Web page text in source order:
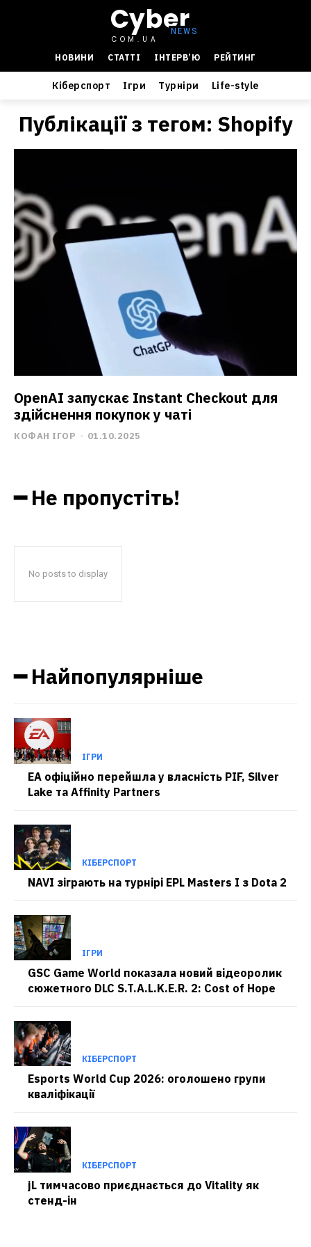
Cyber
COM.UA
НОВИНИ
СТАТТІ ІНТЕРВ’Ю РЕЙТИНГ
Кіберспорт Ігри Турніри Life-style
Публікації з тегом: Shopify
OpenAI запускає Instant Checkout для
здійснення покупок у чаті
КОФАН ІГОР - 01.10.2025
━ Не пропустіть!
No posts to display
━ Найпопулярніше
ІГРИ
EA офіційно перейшла у власність PIF, Silver
Lake та Affinity Partners
КІБЕРСПОРТ
NAVI зіграють на турнірі EPL Masters I з Dota 2
ІГРИ
GSC Game World показала новий відеоролик
сюжетного DLC S.T.A.L.K.E.R. 2: Cost of Hope
КІБЕРСПОРТ
Esports World Cup 2026: оголошено групи
кваліфікації
КІБЕРСПОРТ
jL тимчасово приєднається до Vitality як
стенд-ін